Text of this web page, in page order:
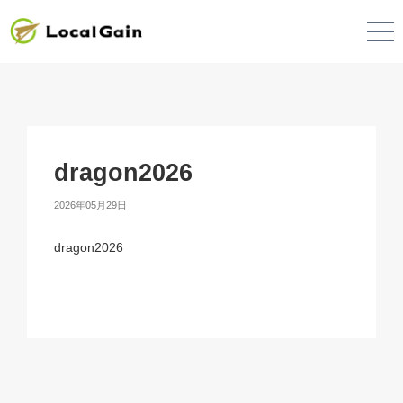
dragon2026
2026年05月29日
dragon2026